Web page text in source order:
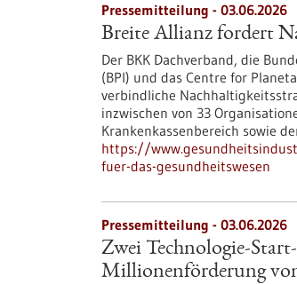
Pressemitteilung - 03.06.2026
Breite Allianz fordert
Der BKK Dachverband, die
(BPI) und das Centre for
verbindliche
inzwischen von 33
Krankenkassenbereich sowie
https://
fuer-das-gesundheitswesen
Pressemitteilung - 03.06.2026
Zwei Technologie-
Millionenförderung